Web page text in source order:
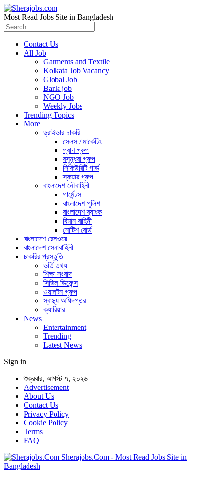
Most Read Jobs Site in Bangladesh
Contact Us
All Job
Garments and Textile
Kolkata Job Vacancy
Global Job
Bank job
NGO Job
Weekly Jobs
Trending Topics
More
ড্রাইভার চাকরি
সেলস / মার্কেটিং
প্রাণ গ্রুপ
বসুন্ধরা গ্রুপ
সিকিউরিটি গার্ড
স্কয়ার গ্রুপ
বাংলাদেশ নৌবাহিনী
গার্মেন্টস
বাংলাদেশ পুলিশ
বাংলাদেশ ব্যাংক
বিমান বাহিনী
নোটিশ বোর্ড
বাংলাদেশ রেলওয়ে
বাংলাদেশ সেনাবাহিনী
চাকরির প্রস্তুতি
ভর্তি তথ্য
শিক্ষা সংবাদ
সিভিল ডিফেন্স
ওয়ালটন গ্রুপ
স্বাস্থ্য অধিদপ্তর
ক্যারিয়ার
News
Entertainment
Trending
Latest News
Sign in
শুক্রবার, আগস্ট ৭, ২০২৬
Advertisement
About Us
Contact Us
Privacy Policy
Cookie Policy
Terms
FAQ
Sherajobs.Com - Most Read Jobs Site in
Bangladesh